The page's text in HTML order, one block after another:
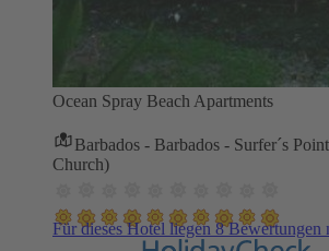
Ocean Spray Beach Apartments
Barbados - Barbados - Surfer´s
Church)
Für dieses Hotel liegen 8 Bewertungen